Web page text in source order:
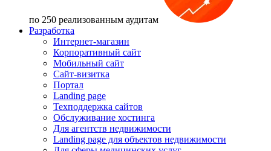
по 250 реализованным аудитам
Разработка
Интернет-магазин
Корпоративный сайт
Мобильный сайт
Сайт-визитка
Портал
Landing page
Техподдержка сайтов
Обслуживание хостинга
Для агентств недвижимости
Landing page для объектов недвижимости